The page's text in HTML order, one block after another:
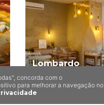
Lombardo
Évora
concorda com o
para melhorar a navegação no